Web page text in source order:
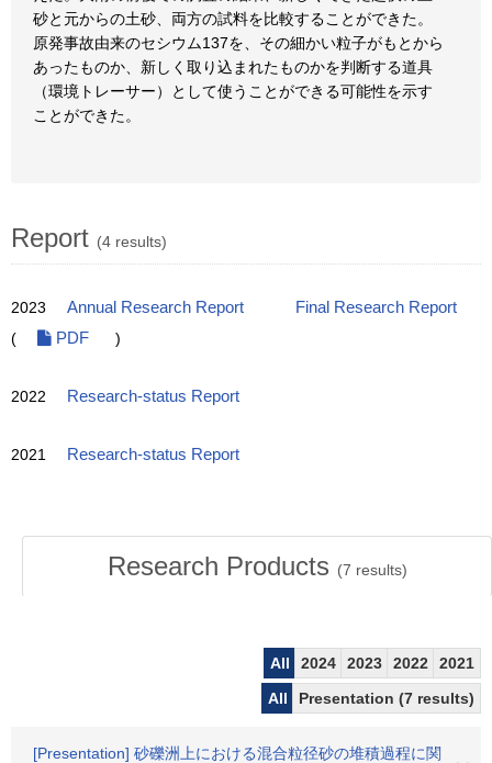
砂と元からの土砂、両方の試料を比較することができた。
原発事故由来のセシウム137を、その細かい粒子がもとから
あったものか、新しく取り込まれたものかを判断する道具
（環境トレーサー）として使うことができる可能性を示す
ことができた。
Report (4 results)
2023 Annual Research Report
Final Research Report
(
PDF )
2022 Research-status Report
2021 Research-status Report
Research Products (7 results)
All 2024 2023 2022
2021
All
Presentation (7 results)
[Presentation] 砂礫洲上における混合粒径砂の堆積過程に関